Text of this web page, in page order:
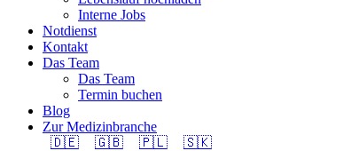
Interne Jobs
Notdienst
Kontakt
Das Team
Das Team
Termin buchen
Blog
Zur Medizinbranche
🇩🇪
🇬🇧 🇵🇱 🇸🇰